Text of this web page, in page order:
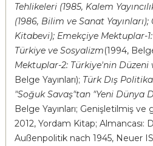
Tehlikeleri (1985, Kalem
(1986, Bilim ve Sanat Yayınları);
Kitabevi); Emekçiye Mektuplar-
Türkiye ve Sosyalizm(1994,
Mektuplar-2: Türkiye'nin Düzeni
Belge Yayınları); Türk Dış
"Soğuk Savaş"tan "Yeni Dünya
Belge Yayınları; Genişletilmiş ve
2012, Yordam Kitap; Almancası:
Außenpolitik nach 1945, Neuer